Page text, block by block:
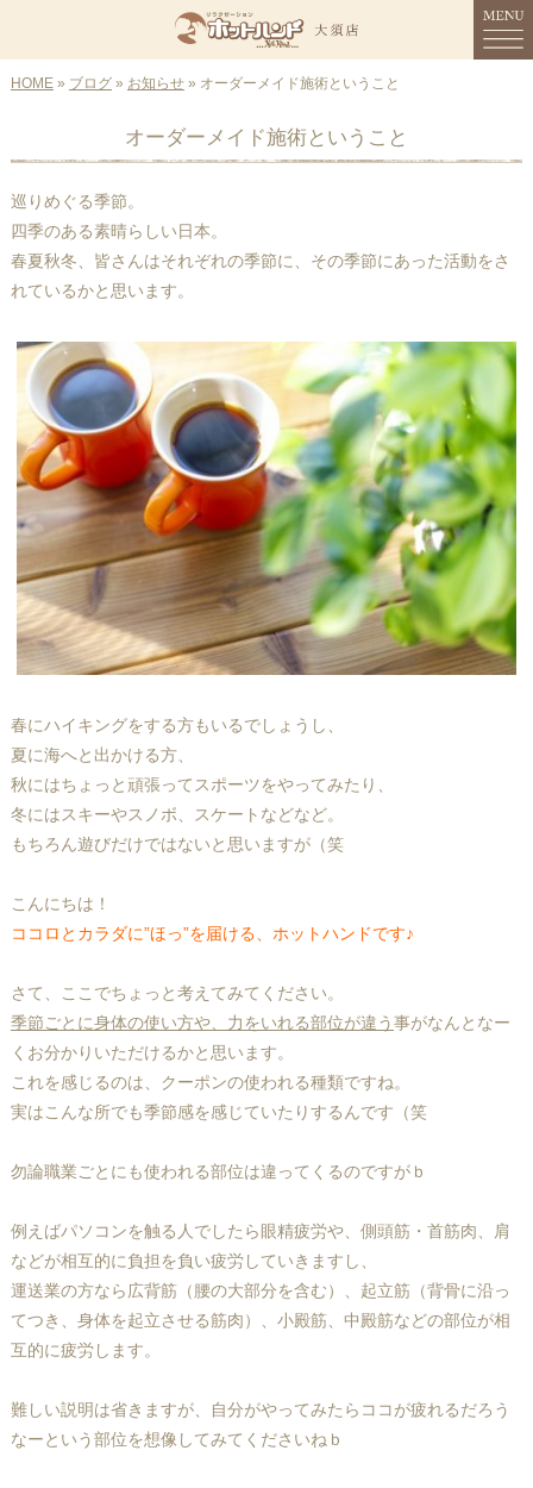
MENU
コンセプト
メニュー
スタッフ紹介
店舗情報
ご予約
ブログ
HOME» ブログ» お知らせ» オーダーメイド施術ということ
オーダーメイド施術ということ
巡りめぐる季節。
四季のある素晴らしい日本。
春夏秋冬、皆さんはそれぞれの季節に、その季節にあった活動をさ
れているかと思います。
春にハイキングをする方もいるでしょうし、
夏に海へと出かける方、
秋にはちょっと頑張ってスポーツをやってみたり、
冬にはスキーやスノボ、スケートなどなど。
もちろん遊びだけではないと思いますが（笑
こんにちは！
ココロとカラダに”ほっ”を届ける、ホットハンドです♪
さて、ここでちょっと考えてみてください。
季節ごとに身体の使い方や、力をいれる部位が違う事がなんとなー
くお分かりいただけるかと思います。
これを感じるのは、クーポンの使われる種類ですね。
実はこんな所でも季節感を感じていたりするんです（笑
勿論職業ごとにも使われる部位は違ってくるのですがｂ
例えばパソコンを触る人でしたら眼精疲労や、側頭筋・首筋肉、肩
などが相互的に負担を負い疲労していきますし、
運送業の方なら広背筋（腰の大部分を含む）、起立筋（背骨に沿っ
てつき、身体を起立させる筋肉）、小殿筋、中殿筋などの部位が相
互的に疲労します。
難しい説明は省きますが、自分がやってみたらココが疲れるだろう
なーという部位を想像してみてくださいねｂ